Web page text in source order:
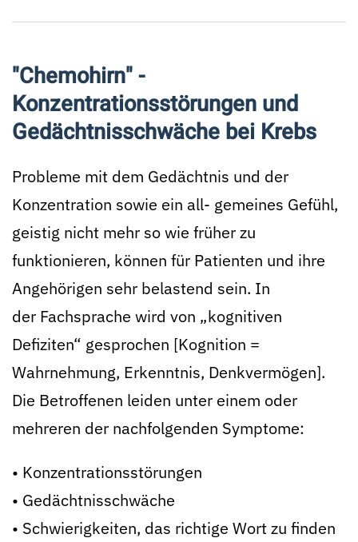
"Chemohirn" -
Konzentrationsstörungen und
Gedächtnisschwäche bei Krebs
Probleme mit dem Gedächtnis und der
Konzentration sowie ein all- gemeines Gefühl,
geistig nicht mehr so wie früher zu
funktionieren, können für Patienten und ihre
Angehörigen sehr belastend sein. In
der Fachsprache wird von „kognitiven
Defiziten“ gesprochen [Kognition =
Wahrnehmung, Erkenntnis, Denkvermögen].
Die Betroffenen leiden unter einem oder
mehreren der nachfolgenden Symptome:
• Konzentrationsstörungen
• Gedächtnisschwäche
• Schwierigkeiten, das richtige Wort zu finden